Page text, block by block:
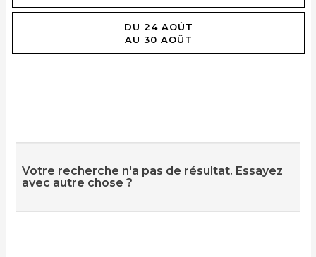
DU 24 AOÛT
AU 30 AOÛT
Votre recherche n'a pas de résultat. Essayez
avec autre chose ?